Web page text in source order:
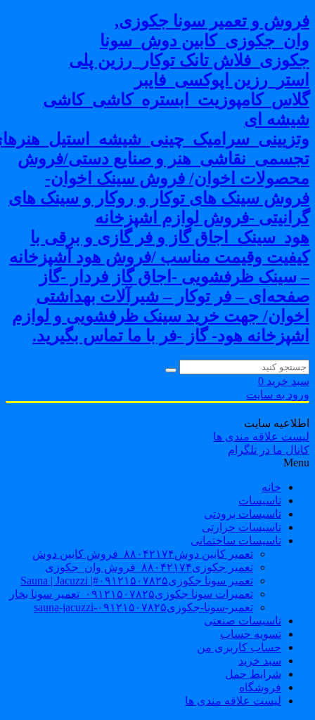
و تعمیر سونا جکوزی,
دوش_سونا
تانک توکار_رزین پلی
اپوکسی_فایبر
ای
و صنایع دستی/فروش
اخوان/ فروش سینک اخوان-
سینک های توکار و روکار و سینک های
-فروش لوازم اشپزخانه
گاز و فر گازی و برقی با
وقیمت مناسب /فروش هود آشپزخانه
سینک ظرفشویی -اجاق گاز فردار -گاز
– فر توکار – شیرآلات بهداشتی
جهت خرید سینک ظرفشویی و لوازم
هود- گاز -فر با ما تماس بگیرید.
خرید 0
به سایت
سایت
علاقه مندی ها
ما در تلگرام
خانه
تاسیسات
تاسیسات برودتی
تاسیسات حرارتی
تاسیسات ساختمانی
تعمیر کابین دوش۸۸۰۴۲۱۷۴_فروش کابین دوش
تعمیر جکوزی۸۸۰۴۲۱۷۴_فروش وان_جکوزی
تعمیر سونا جکوزی۰۹۱۲۱۵۰۷۸۲۵#| Sauna | Jacuzzi
تعمیرات سونا جکوزی۰۹۱۲۱۵۰۷۸۲۵_تعمیر سونا بخار
تعمیر-سونا-جکوزی۰۹۱۲۱۵۰۷۸۲۵-sauna-jacuzzi
تاسیسات صنعتی
تسویه حساب
حساب کاربری من
سبد خرید
شرایط حمل
فروشگاه
لیست علاقه مندی ها